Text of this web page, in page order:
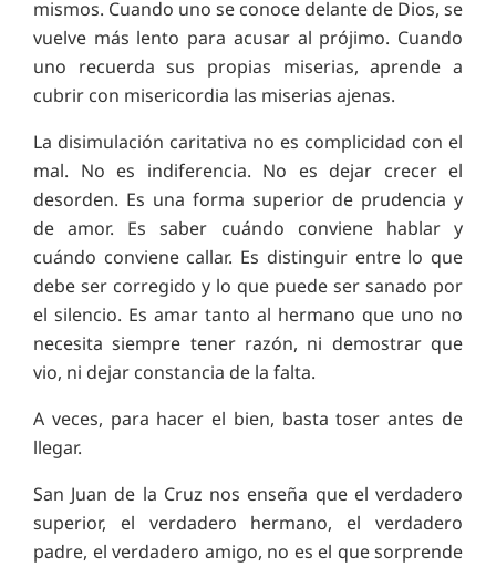
mismos. Cuando uno se conoce delante de Dios, se
vuelve más lento para acusar al prójimo. Cuando
uno recuerda sus propias miserias, aprende a
cubrir con misericordia las miserias ajenas.
La disimulación caritativa no es complicidad con el
mal. No es indiferencia. No es dejar crecer el
desorden. Es una forma superior de prudencia y
de amor. Es saber cuándo conviene hablar y
cuándo conviene callar. Es distinguir entre lo que
debe ser corregido y lo que puede ser sanado por
el silencio. Es amar tanto al hermano que uno no
necesita siempre tener razón, ni demostrar que
vio, ni dejar constancia de la falta.
A veces, para hacer el bien, basta toser antes de
llegar.
San Juan de la Cruz nos enseña que el verdadero
superior, el verdadero hermano, el verdadero
padre, el verdadero amigo, no es el que sorprende